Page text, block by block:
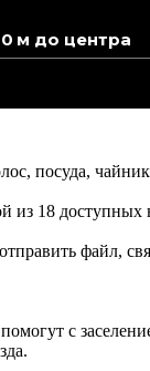
м до центра
посуда,
из 18
файл,
с